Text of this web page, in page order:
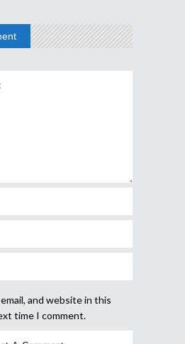
and website in this
time I comment.